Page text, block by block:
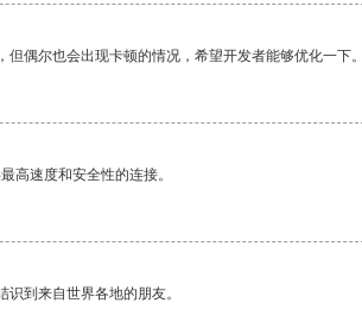
偶尔也会出现卡顿的情况，希望开发者能够优化一下。
高速度和安全性的连接。
到来自世界各地的朋友。